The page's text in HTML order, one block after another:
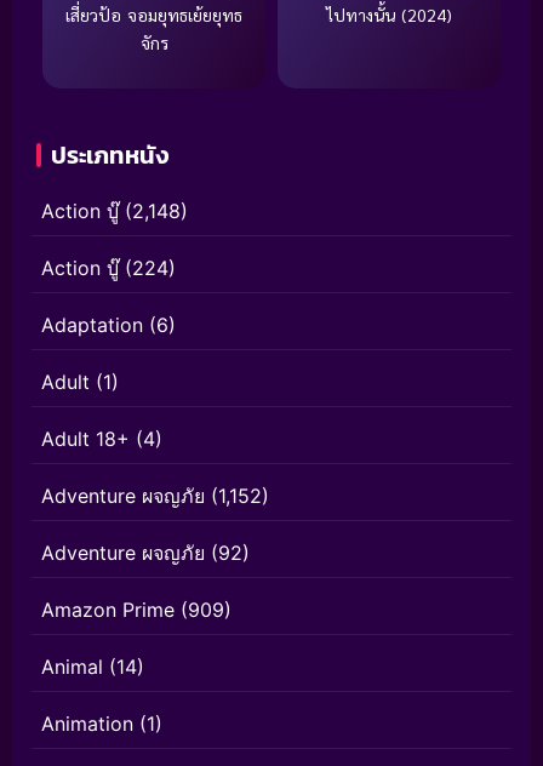
เสี่ยวป้อ จอมยุทธเย้ยยุทธ
จักร
ไปทางนั้น (2024)
ประเภทหนัง
Action บู๊(2,148)
Action บู๊(224)
Adaptation (6)
Adult (1)
Adult 18+ (4)
Adventure ผจญภัย (1,152)
Adventure ผจญภัย (92)
Amazon Prime (909)
Animal (14)
Animation (1)